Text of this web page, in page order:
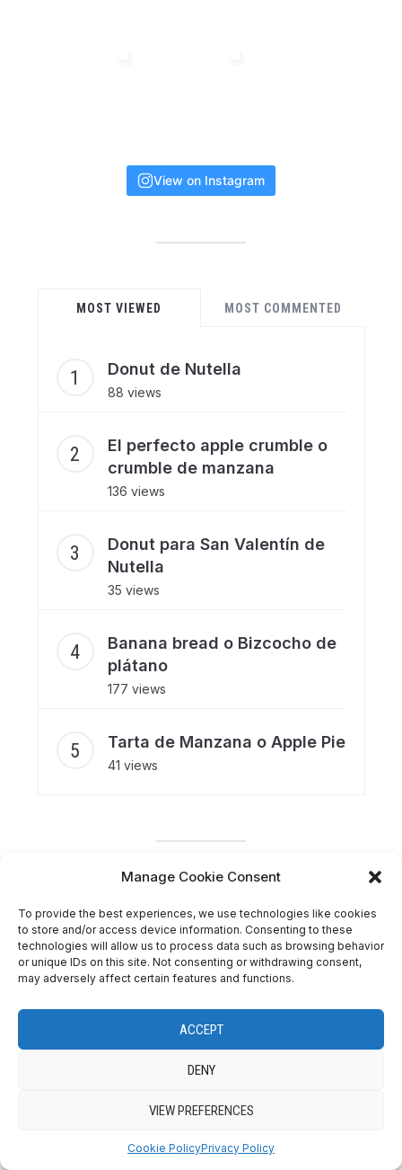
Manage Cookie Consent
To provide the best experiences, we use technologies like cookies
to store and/or access device information. Consenting to these
technologies will allow us to process data such as browsing behavior
or unique IDs on this site. Not consenting or withdrawing consent,
may adversely affect certain features and functions.
ACCEPT
DENY
VIEW PREFERENCES
Cookie PolicyPrivacy Policy
View on Instagram
MOST VIEWED MOST COMMENTED
Donut de Nutella
88 views
El perfecto apple crumble o
crumble de manzana
136 views
Donut para San Valentín de
Nutella
35 views
Banana bread o Bizcocho de
plátano
177 views
Tarta de Manzana o Apple Pie
41 views